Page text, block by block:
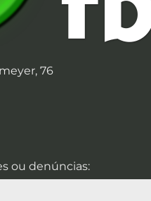
76
ou denúncias: